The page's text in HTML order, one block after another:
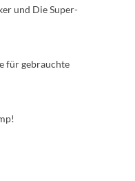
und Die Super-
für gebrauchte